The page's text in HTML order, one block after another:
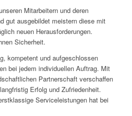
Mitarbeitern und deren
gut ausgebildet meistern diese mit
neuen Herausforderungen.
Sicherheit.
kompetent und aufgeschlossen
bei jedem individuellen Auftrag. Mit
Partnerschaft verschaffen
Erfolg und Zufriedenheit.
Serviceleistungen hat bei